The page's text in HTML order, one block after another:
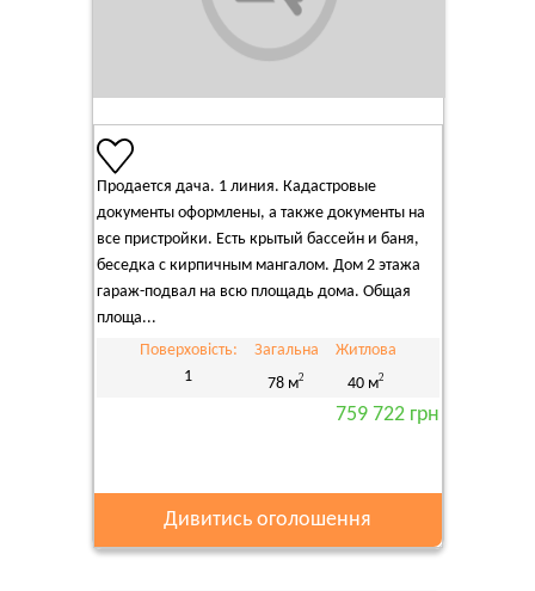
Продается дача. 1 линия. Кадастровые
документы оформлены, а также документы на
все пристройки. Есть крытый бассейн и баня,
беседка с кирпичным мангалом. Дом 2 этажа
гараж-подвал на всю площадь дома. Общая
площа...
Поверховість:
1
Загальна
78 м2
Житлова
40 м2
759 722 грн
Дивитись оголошення